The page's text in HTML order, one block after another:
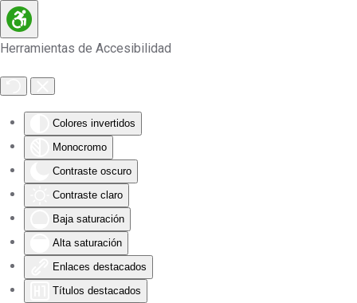
Herramientas de Accesibilidad
Colores invertidos
Monocromo
Contraste oscuro
Contraste claro
Baja saturación
Alta saturación
Enlaces destacados
Títulos destacados
Skip to main content